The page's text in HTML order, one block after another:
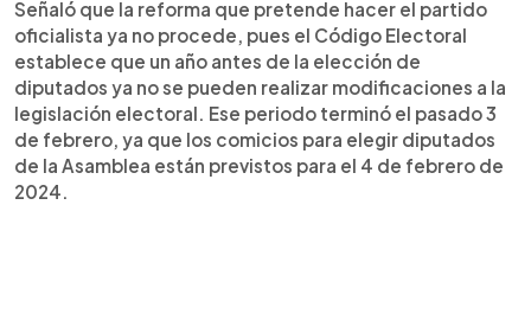
Señaló que la reforma que pretende hacer el partido
oficialista ya no procede, pues el Código Electoral
establece que un año antes de la elección de
diputados ya no se pueden realizar modificaciones a la
legislación electoral. Ese periodo terminó el pasado 3
de febrero, ya que los comicios para elegir diputados
de la Asamblea están previstos para el 4 de febrero de
2024.